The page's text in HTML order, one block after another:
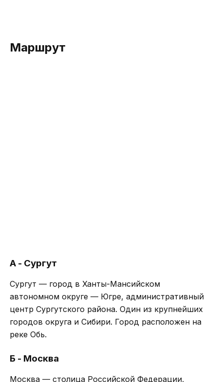
Маршрут
А - Сургут
Сургут — город в Ханты-Мансийском
автономном округе — Югре, административный
центр Сургутского района. Один из крупнейших
городов округа и Сибири. Город расположен на
реке Обь.
Б - Москва
Москва — столица Российской Федерации,